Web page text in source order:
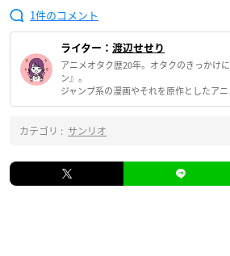
1
ライター： 渡辺せせり
アニメオタク歴20年。オタクのきっかけ
ン』。
ジャンプ系の漫画やそれを原作としたアニ
カテゴリ : サンリオ